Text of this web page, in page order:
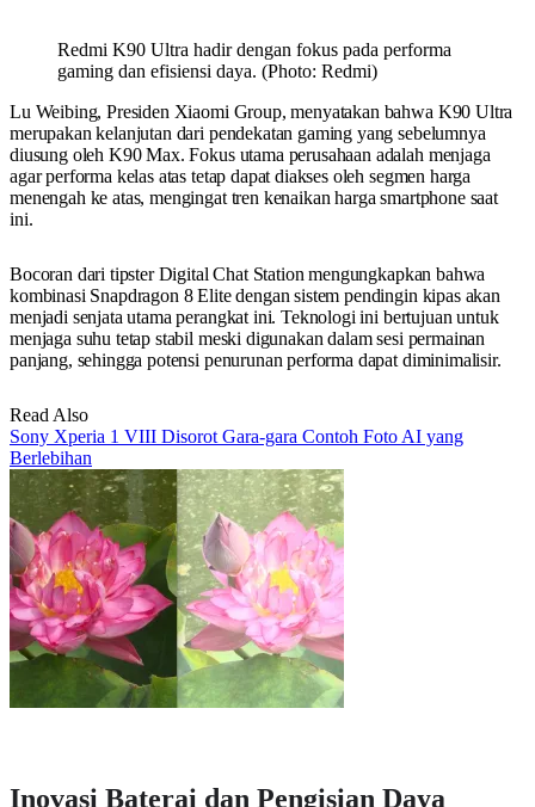
Redmi K90 Ultra hadir dengan fokus pada performa
gaming dan efisiensi daya. (Photo: Redmi)
Lu Weibing, Presiden Xiaomi Group, menyatakan bahwa K90 Ultra
merupakan kelanjutan dari pendekatan gaming yang sebelumnya
diusung oleh K90 Max. Fokus utama perusahaan adalah menjaga
agar performa kelas atas tetap dapat diakses oleh segmen harga
menengah ke atas, mengingat tren kenaikan harga smartphone saat
ini.
Bocoran dari tipster Digital Chat Station mengungkapkan bahwa
kombinasi Snapdragon 8 Elite dengan sistem pendingin kipas akan
menjadi senjata utama perangkat ini. Teknologi ini bertujuan untuk
menjaga suhu tetap stabil meski digunakan dalam sesi permainan
panjang, sehingga potensi penurunan performa dapat diminimalisir.
Read Also
Sony Xperia 1 VIII Disorot Gara-gara Contoh Foto AI yang
Berlebihan
Inovasi Baterai dan Pengisian Daya